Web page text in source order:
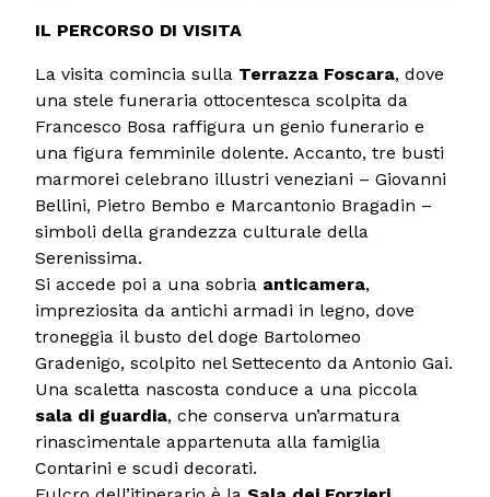
IL PERCORSO DI VISITA
La visita comincia sulla Terrazza Foscara, dove
una stele funeraria ottocentesca scolpita da
Francesco Bosa raffigura un genio funerario e
una figura femminile dolente. Accanto, tre busti
marmorei celebrano illustri veneziani – Giovanni
Bellini, Pietro Bembo e Marcantonio Bragadin –
simboli della grandezza culturale della
Serenissima.
Si accede poi a una sobria anticamera,
impreziosita da antichi armadi in legno, dove
troneggia il busto del doge Bartolomeo
Gradenigo, scolpito nel Settecento da Antonio Gai.
Una scaletta nascosta conduce a una piccola
sala di guardia, che conserva un’armatura
rinascimentale appartenuta alla famiglia
Contarini e scudi decorati.